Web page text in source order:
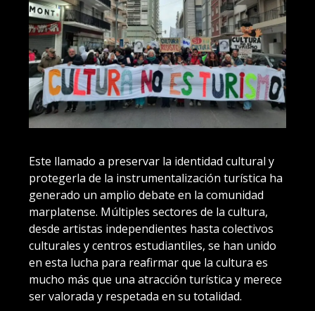
Este llamado a preservar la identidad cultural y
protegerla de la instrumentalización turística ha
generado un amplio debate en la comunidad
marplatense. Múltiples sectores de la cultura,
desde artistas independientes hasta colectivos
culturales y centros estudiantiles, se han unido
en esta lucha para reafirmar que la cultura es
mucho más que una atracción turística y merece
ser valorada y respetada en su totalidad.